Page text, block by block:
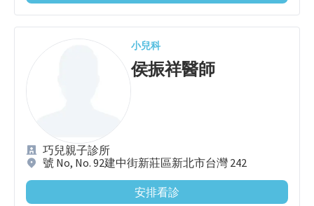
小兒科
侯振祥醫師
巧兒親子診所
號 No, No. 92建中街新莊區新北市台灣 242
安排看診